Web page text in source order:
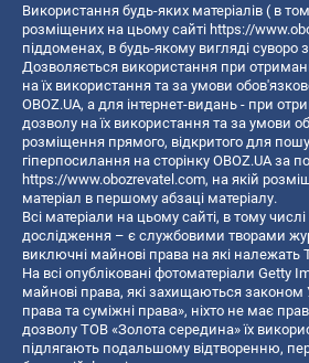
Використання будь-яких матеріалів ( в
розміщених на цьому сайті https://
піддоменах, в будь-якому вигляді суворо
Дозволяється використання при
на їх використання та за умови
OBOZ.UA, а для інтернет-видань - при
дозволу на їх використання та за умови
розміщення прямого, відкритого для
гіперпосилання на сторінку OBOZ.UA за
https://www.obozrevatel.com, на якій
матеріал в першому абзаці матеріалу.
Всі матеріали на цьому сайті, в тому числі
дослідження – є службовими творами
виключні майнові права на які належать
На всі опубліковані фотоматеріали Getty
майнові права, які захищаються законом
права та суміжні права», ніхто не має
дозволу ТОВ «Золота середина» їх
підлягають подальшому відтворенню,